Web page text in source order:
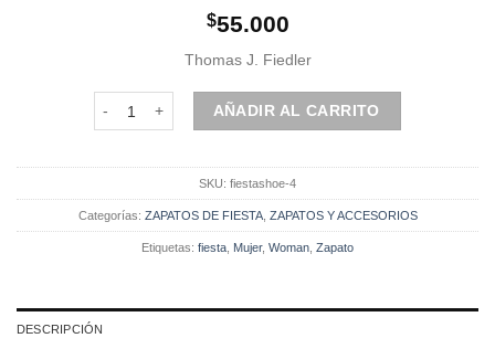
$55.000
Thomas J. Fiedler
Zapato de fiesta | Negro cantidad
AÑADIR AL CARRITO
SKU: fiestashoe-4
Categorías: ZAPATOS DE FIESTA, ZAPATOS Y ACCESORIOS
Etiquetas: fiesta Mujer, Woman Zapato
DESCRIPCIÓN